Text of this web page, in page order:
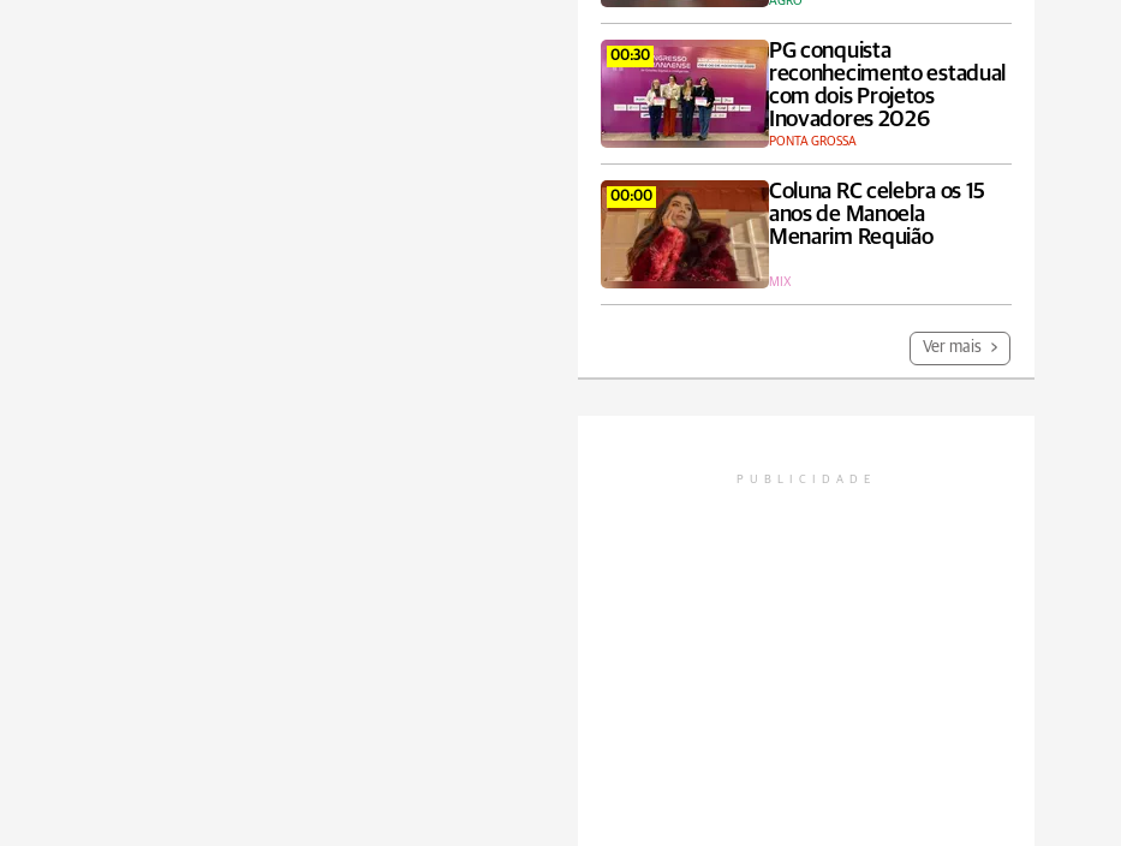
00:30
PG conquista
reconhecimento estadual
com dois Projetos
Inovadores 2026
PONTA GROSSA
00:00
Coluna RC celebra os 15
anos de Manoela
Menarim Requião
MIX
Ver mais
PUBLICIDADE